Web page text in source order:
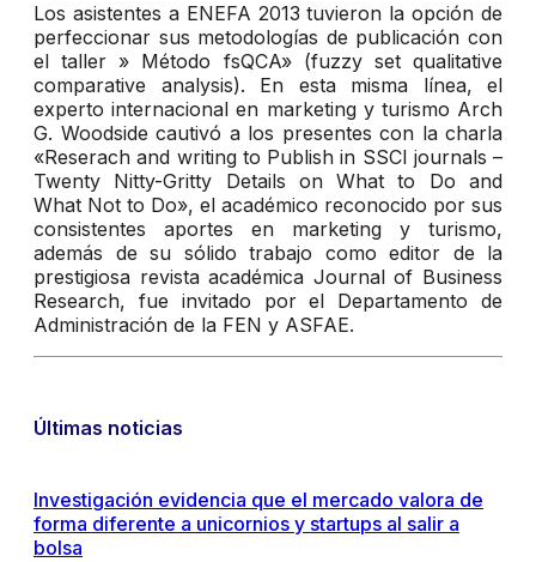
Los asistentes a ENEFA 2013 tuvieron la opción de
perfeccionar sus metodologías de publicación con
el taller » Método fsQCA» (fuzzy set qualitative
comparative analysis). En esta misma línea, el
experto internacional en marketing y turismo Arch
G. Woodside cautivó a los presentes con la charla
«Reserach and writing to Publish in SSCI journals –
Twenty Nitty-Gritty Details on What to Do and
What Not to Do», el académico reconocido por sus
consistentes aportes en marketing y turismo,
además de su sólido trabajo como editor de la
prestigiosa revista académica Journal of Business
Research, fue invitado por el Departamento de
Administración de la FEN y ASFAE.
Últimas noticias
Investigación evidencia que el mercado valora de
forma diferente a unicornios y startups al salir a
bolsa